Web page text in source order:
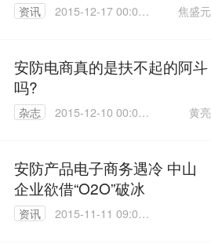
资讯
2015-12-17 00:00:
焦盛元
安防电商真的是扶不起的阿斗
吗?
杂志
2015-12-10 00:00:
黄亮
安防产品电子商务遇冷 中山
企业欲借“O2O”破冰
资讯
2015-11-11 09:09: